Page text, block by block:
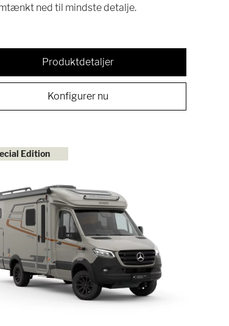
ned til mindste detalje.
Produktdetaljer
Konfigurer nu
Edition